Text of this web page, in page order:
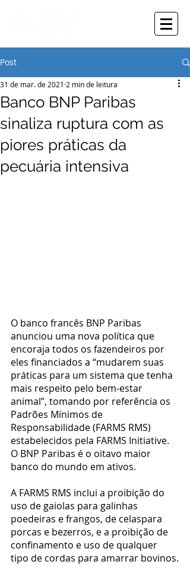
Post
Banco BNP Paribas
sinaliza ruptura com as
piores práticas da
pecuária intensiva
31 de mar. de 2021 2 min de leitura
O banco francês BNP Paribas
anunciou uma nova política que
encoraja todos os fazendeiros por
eles financiados a “mudarem suas
práticas para um sistema que tenha
mais respeito pelo bem-estar
animal”, tomando por referência os
Padrões Mínimos de
Responsabilidade (FARMS RMS)
estabelecidos pela FARMS Initiative.
O BNP Paribas é o oitavo maior
banco do mundo em ativos.
A FARMS RMS inclui a proibição do
uso de gaiolas para galinhas
poedeiras e frangos, de celaspara
porcas e bezerros, e a proibição de
confinamento e uso de qualquer
tipo de cordas para amarrar bovinos.